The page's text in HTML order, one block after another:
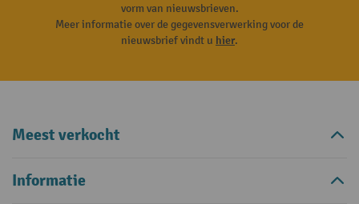
vorm van nieuwsbrieven.
Meer informatie over de gegevensverwerking voor de
nieuwsbrief vindt u hier.
Meest verkocht
Informatie